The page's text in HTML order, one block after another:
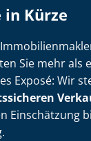
in Kürze
Sie mehr als
Exposé: Wir
Einschätzung